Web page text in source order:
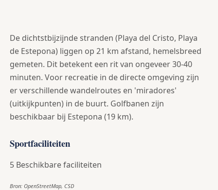
De dichtstbijzijnde stranden (Playa del Cristo, Playa
de Estepona) liggen op 21 km afstand, hemelsbreed
gemeten. Dit betekent een rit van ongeveer 30-40
minuten. Voor recreatie in de directe omgeving zijn
er verschillende wandelroutes en 'miradores'
(uitkijkpunten) in de buurt. Golfbanen zijn
beschikbaar bij Estepona (19 km).
Sportfaciliteiten
5 Beschikbare faciliteiten
Bron: OpenStreetMap, CSD